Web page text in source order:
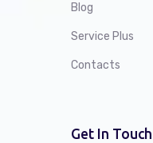
Blog
Service Plus
Contacts
Get In Touch